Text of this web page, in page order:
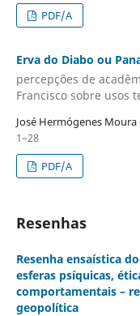
PDF/A
Erva do Diabo ou
percepções de
Francisco sobre usos
José Hermógenes Moura
1–28
PDF/A
Resenhas
Resenha ensaística
esferas psíquicas,
comportamentais –
geopolítica